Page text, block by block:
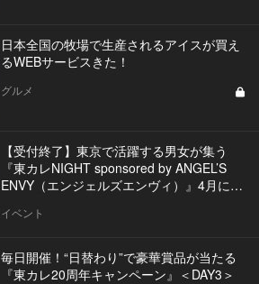
日本全国の牧場で生産されるアイスが買え
るWEBサービスきた！
グルメ
【受付終了】東京で活躍する男女が集う
『東カレNIGHT sponsored by ANGEL’S
ENVY（エンジェルズエンヴィ）』4月に開
イベント
毎日開催！“日替わり”で豪華賞品が当たる
『東カレ20周年キャンペーン』＜DAY3＞